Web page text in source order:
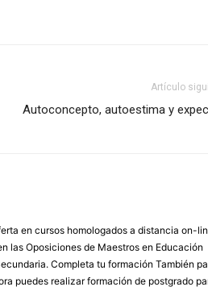
Artículo
Autoconcepto, autoestima y
en cursos homologados a distancia on-
las Oposiciones de Maestros en Educación
Completa tu formación También
puedes realizar formación de postgrado